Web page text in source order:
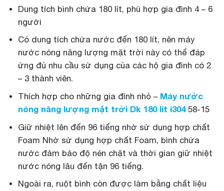
Dung tích bình chứa 180 lít, phù hợp gia đình 4 – 6
người
Có dung tích chứa nước đến 180 lít, nên máy
nước nóng năng lượng mặt trời này có thể đáp
ứng đủ nhu cầu sử dụng của các hộ gia đình có 2
– 3 thành viên.
Thích hợp cho những gia đình nhỏ – Máy nước
nóng năng lượng mặt trời Dk 180 lít i304 58-15
Giữ nhiệt lên đến 96 tiếng nhờ sử dụng hợp chất
Foam Nhờ sử dụng hợp chất Foam, bình chứa
nước đảm bảo độ nén chặt và thời gian giữ nhiệt
nước nóng lâu đến tận 96 tiếng.
Ngoài ra, ruột bình còn được làm bằng chất liệu